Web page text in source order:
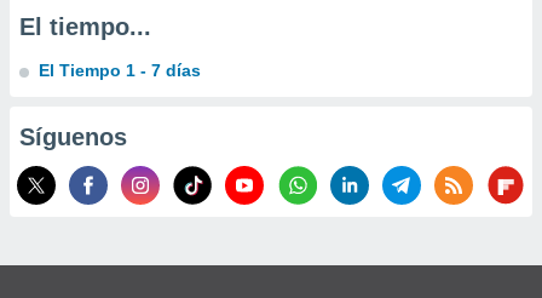
de
uso de
e
publicidad
El tiempo...
El Tiempo 1 - 7 días
Síguenos